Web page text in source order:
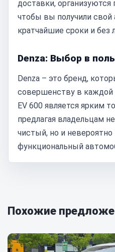
доставки,
чтобы вы получили свой
кратчайшие сроки и без
Denza: Выбор в
Denza – это бренд,
совершенству в каждой
EV 600 является ярким
предлагая владельцам
чистый, но и
функциональный
Похожие